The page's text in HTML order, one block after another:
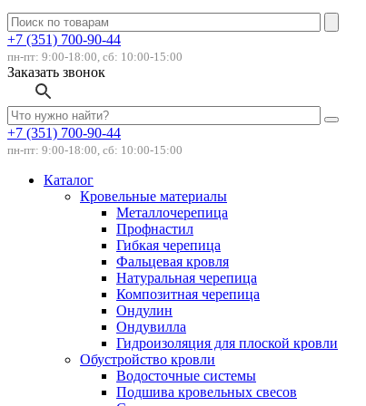
+7 (351) 700-90-44
пн-пт: 9:00-18:00, сб: 10:00-15:00
Заказать звонок
+7 (351) 700-90-44
пн-пт: 9:00-18:00, сб: 10:00-15:00
Каталог
Кровельные материалы
Металлочерепица
Профнастил
Гибкая черепица
Фальцевая кровля
Натуральная черепица
Композитная черепица
Ондулин
Ондувилла
Гидроизоляция для плоской кровли
Обустройство кровли
Водосточные системы
Подшива кровельных свесов